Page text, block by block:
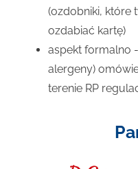
(ozdobniki, które
ozdabiać kartę)
aspekt formalno
alergeny)
terenie RP